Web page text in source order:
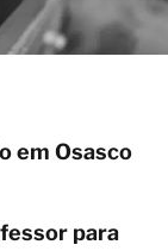
em Osasco
para